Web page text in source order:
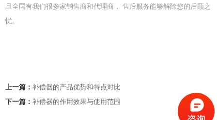
且全国有我们很多家销售商和代理商， 售后服务能够解除您的后顾之
忧。
上一篇：补偿器的产品优势和特点对比
下一篇：补偿器的作用效果与使用范围